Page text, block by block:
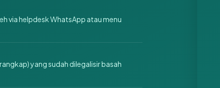
via helpdesk WhatsApp atau menu
yang sudah dilegalisir basah